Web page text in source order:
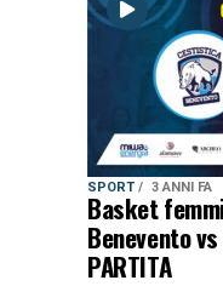
SPORT 3 ANNI FA
Basket
Benevento vs
PARTITA